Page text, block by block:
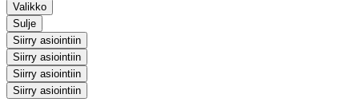
Valikko
Sulje
Siirry asiointiin
Siirry asiointiin
Siirry asiointiin
Siirry asiointiin